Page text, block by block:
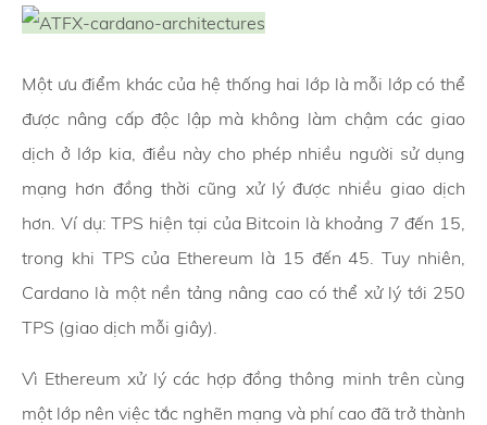
Một ưu điểm khác của hệ thống hai lớp là mỗi lớp có thể
được nâng cấp độc lập mà không làm chậm các giao
dịch ở lớp kia, điều này cho phép nhiều người sử dụng
mạng hơn đồng thời cũng xử lý được nhiều giao dịch
hơn. Ví dụ: TPS hiện tại của Bitcoin là khoảng 7 đến 15,
trong khi TPS của Ethereum là 15 đến 45. Tuy nhiên,
Cardano là một nền tảng nâng cao có thể xử lý tới 250
TPS (giao dịch mỗi giây).
Vì Ethereum xử lý các hợp đồng thông minh trên cùng
một lớp nên việc tắc nghẽn mạng và phí cao đã trở thành